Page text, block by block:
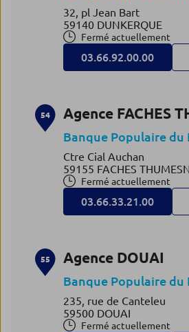
32, pl Jean Bart
59140 DUNKERQUE
Fermé actuellement
03.66.92.00.00
54 Agence FACHES
Banque Populaire du
Ctre Cial Auchan
59155 FACHES
Fermé actuellement
03.66.33.21.00
55 Agence DOUAI
Banque Populaire du
235, rue de Canteleu
59500 DOUAI
Fermé actuellement